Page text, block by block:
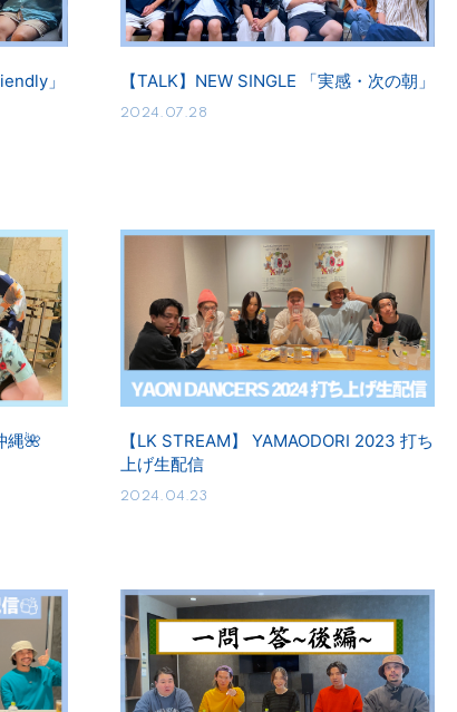
」 【TALK】NEW SINGLE 「実感・次の朝」
2024.07.28
縄🌺
【LK STREAM】 YAMAODORI 2023 打ち
上げ生配信
2024.04.23